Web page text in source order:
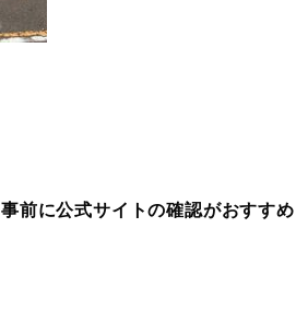
事前に公式サイトの確認がおすすめ